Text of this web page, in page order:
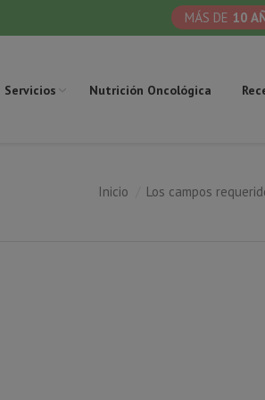
MÁS DE 10
Servicios Nutrición Oncológica
Inicio Los campos